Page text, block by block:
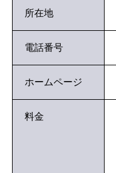
所在地
電話番号
ホームページ
料金